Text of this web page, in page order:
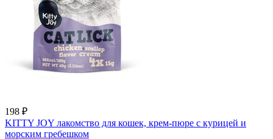
198 ₽
KITTY JOY лакомство для кошек, крем-пюре с курицей и
морским гребешком